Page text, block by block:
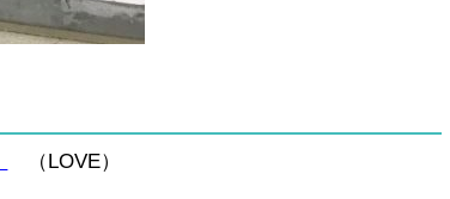
（LOVE）